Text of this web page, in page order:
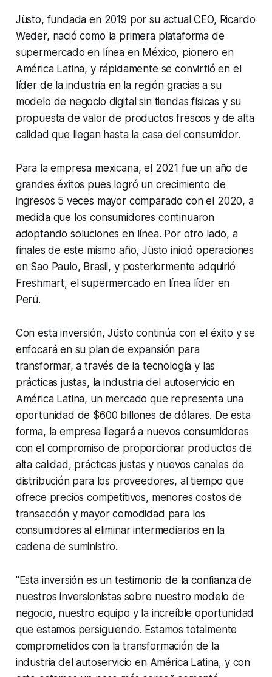
Jüsto, fundada en 2019 por su actual CEO, Ricardo
Weder, nació como la primera plataforma de
supermercado en línea en México, pionero en
América Latina, y rápidamente se convirtió en el
líder de la industria en la región gracias a su
modelo de negocio digital sin tiendas físicas y su
propuesta de valor de productos frescos y de alta
calidad que llegan hasta la casa del consumidor.
Para la empresa mexicana, el 2021 fue un año de
grandes éxitos pues logró un crecimiento de
ingresos 5 veces mayor comparado con el 2020, a
medida que los consumidores continuaron
adoptando soluciones en línea. Por otro lado, a
finales de este mismo año, Jüsto inició operaciones
en Sao Paulo, Brasil, y posteriormente adquirió
Freshmart, el supermercado en línea líder en
Perú.
Con esta inversión, Jüsto continúa con el éxito y se
enfocará en su plan de expansión para
transformar, a través de la tecnología y las
prácticas justas, la industria del autoservicio en
América Latina, un mercado que representa una
oportunidad de $600 billones de dólares. De esta
forma, la empresa llegará a nuevos consumidores
con el compromiso de proporcionar productos de
alta calidad, prácticas justas y nuevos canales de
distribución para los proveedores, al tiempo que
ofrece precios competitivos, menores costos de
transacción y mayor comodidad para los
consumidores al eliminar intermediarios en la
cadena de suministro.
"Esta inversión es un testimonio de la confianza de
nuestros inversionistas sobre nuestro modelo de
negocio, nuestro equipo y la increíble oportunidad
que estamos persiguiendo. Estamos totalmente
comprometidos con la transformación de la
industria del autoservicio en América Latina, y con